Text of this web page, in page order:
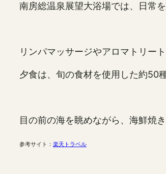
南房総温泉展望大浴場では、日常
リンパマッサージやアロマトリー
夕食は、旬の食材を使用した約50
目の前の海を眺めながら、海鮮焼
参考サイト： 楽天トラベル